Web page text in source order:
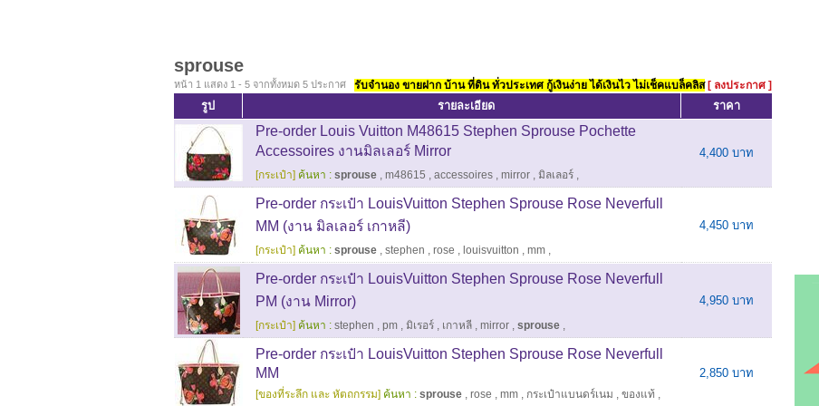
sprouse
หน้า 1 แสดง 1 - 5 จากทั้งหมด 5 ประกาศ รับจำนอง ขายฝาก บ้าน ที่ดิน ทั่วประเทศ กู้เงินง่าย ได้เงินไว ไม่เช็คแบล็คลิส [ ลงประกาศ ]
รูป รายละเอียด ราคา
Pre-order Louis Vuitton M48615 Stephen Sprouse Pochette
Accessoires งานมิลเลอร์ Mirror
[กระเป๋า] ค้นหา : sprouse , m48615 , accessoires , mirror , มิลเลอร์ ,
4,400 บาท
Pre-order กระเป๋า LouisVuitton Stephen Sprouse Rose Neverfull
MM (งาน มิลเลอร์ เกาหลี)
[กระเป๋า] ค้นหา : sprouse , stephen , rose , louisvuitton , mm ,
4,450 บาท
Pre-order กระเป๋า LouisVuitton Stephen Sprouse Rose Neverfull
PM (งาน Mirror)
[กระเป๋า] ค้นหา : stephen , pm , มิเรอร์ , เกาหลี , mirror , sprouse ,
4,950 บาท
Pre-order กระเป๋า LouisVuitton Stephen Sprouse Rose Neverfull
MM
[ของที่ระลึก และ หัตถกรรม] ค้นหา : sprouse , rose , mm , กระเป๋าแบนดร์เนม , ของแท้ ,
2,850 บาท